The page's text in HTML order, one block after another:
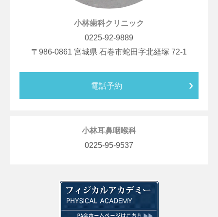
小林歯科クリニック
0225-92-9889
986-0861 宮城県 石巻市蛇田字北経塚 72-1
電話予約
小林耳鼻咽喉科
0225-95-9537